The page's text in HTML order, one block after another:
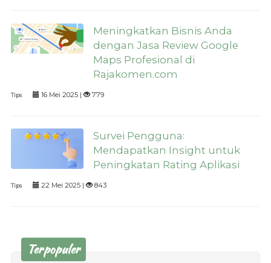
Meningkatkan Bisnis Anda
dengan Jasa Review Google
Maps Profesional di
Rajakomen.com
Tips 16 Mei 2025 | 779
Survei Pengguna:
Mendapatkan Insight untuk
Peningkatan Rating Aplikasi
Tips 22 Mei 2025 | 843
Terpopuler